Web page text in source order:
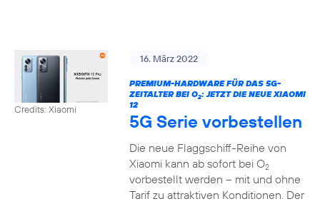
Credits: Xiaomi
16. März 2022
PREMIUM-HARDWARE FÜR DAS 5G-
ZEITALTER BEI O2: JETZT DIE NEUE XIAOMI
12
5G Serie vorbestellen
Die neue Flaggschiff-Reihe von
Xiaomi kann ab sofort bei O2
vorbestellt werden – mit und ohne
Tarif zu attraktiven Konditionen. Der